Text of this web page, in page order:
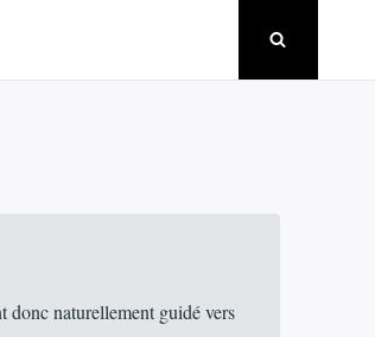
naturellement guidé vers